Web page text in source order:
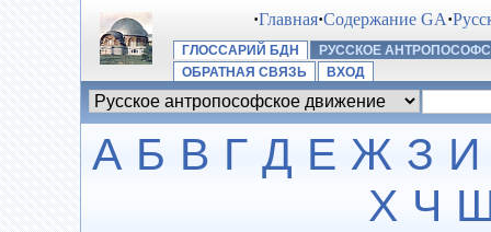
·Главная·Содержание GA·
ГЛОССАРИЙ БДН
РУССКОЕ
ОБРАТНАЯ СВЯЗЬ
ВХОД
А Б В Г Д Е Ж З И
Х Ч